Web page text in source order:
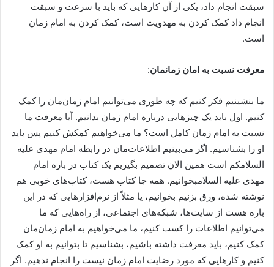
سبقت انجام داد، یکی از آن کارهایی که باید با سرعت و سبقت
انجام داد کمک کردن به مهدویت است، کمک کردن به امام زمان
است.
معرفت نسبت به امان زمانمان:
ما بنشینیم فکر کنیم که چه طوری می‌توانیم امام زمان‌مان را کمک
کنیم. اول باید یک چیزهایی درباره امام زمان بدانیم. آیا معرفت ما
نسبت به امام زمان کامل است؟ ما می‌خواهیم کمکش کنیم پس باید
او را بشناسیم. اگر می‌بینیم اطلاعات‌مان در رابطه امام مهدی علیه
السلامکم است همین الان تصمیم بگیریم یک کتاب در باره امام
مهدی علیه السلامبخوانیم. همه جا کتاب هست، کتاب‌های خوبی هم
نوشته شده، ورق بزنیم بخوانیم، یا مثلاً از نرم‌افزارهایی که در این
باره هست از سایت‌ها، شبکه‌های اجتماعی، از راه‌هایی که ما
می‌توانیم اطلاعات را کسب کنیم، ما می‌خواهیم به امام زمان‌مان
کمک کنیم، باید معرفت داشته باشیم، بشناسیم تا بتوانیم به او کمک
کنیم و کارهایی که مورد رضایت امام زمان نیست را انجام ندهیم. اگر